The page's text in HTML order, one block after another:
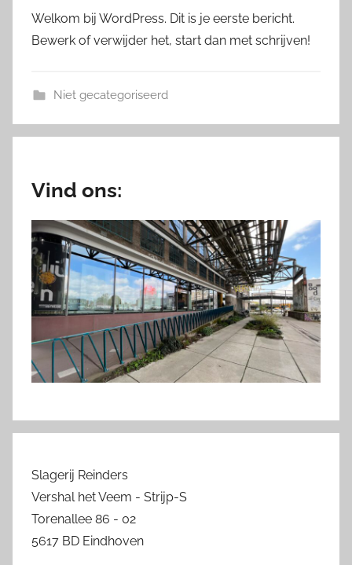
Welkom bij WordPress. Dit is je eerste bericht.
Bewerk of verwijder het, start dan met schrijven!
Niet gecategoriseerd
Vind ons:
Slagerij Reinders
Vershal het Veem - Strijp-S
Torenallee 86 - 02
5617 BD Eindhoven